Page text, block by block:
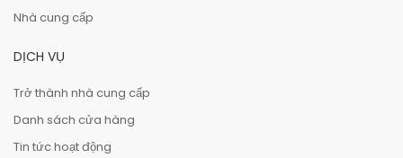
Nhà cung cấp
DỊCH VỤ
Trở thành nhà cung cấp
Danh sách cửa hàng
Tin tức hoạt động